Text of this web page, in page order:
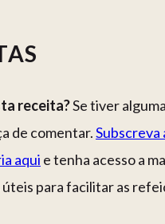
receita?Se tiver
de comentar.
aqui e tenha acesso a
úteis para facilitar as